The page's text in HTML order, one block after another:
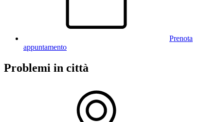
Prenota
appuntamento
Problemi in città